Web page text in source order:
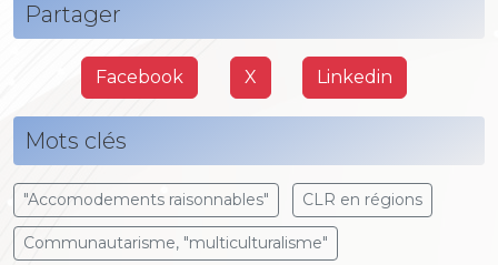
Partager
Facebook X Linkedin
Mots clés
"Accomodements raisonnables" CLR en régions
Communautarisme, "multiculturalisme"